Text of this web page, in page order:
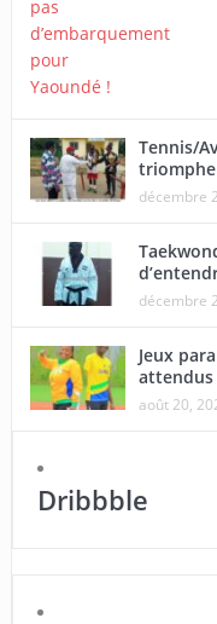
Tennis/
décembre
décembre
Jeux
attendus
août 20,
Dribbble